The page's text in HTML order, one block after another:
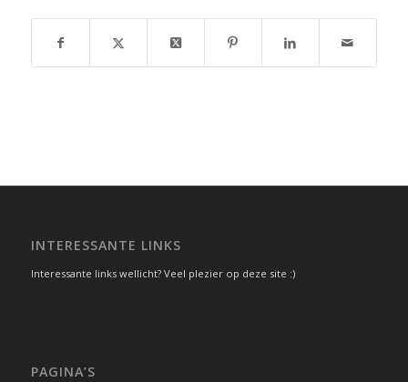
INTERESSANTE LINKS
Interessante links wellicht? Veel plezier op deze site :)
PAGINA’S